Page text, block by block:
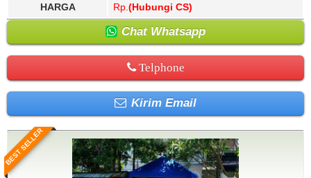
HARGA Rp. (Hubungi CS)
Chat Whatsapp
Telphone
Kirim Email
BEST SELLER